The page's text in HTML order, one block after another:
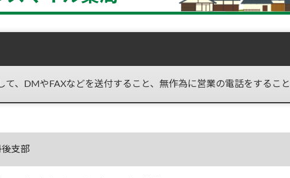
、DMやFAXなどを送付すること、無作為に営業の電話をするこ
後支部